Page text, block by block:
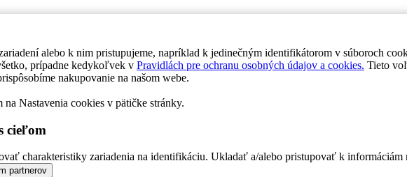
alebo k nim pristupujeme, napríklad k jedinečným identifikátorom v súboroch
prípadne kedykoľvek v Pravidlách pre ochranu osobných údajov a cookies. Tieto
nakupovanie na našom webe.
Nastavenia cookies v pätičke stránky.
cieľom
charakteristiky zariadenia na identifikáciu. Ukladať a/alebo pristupovať k informáciám
partnerov